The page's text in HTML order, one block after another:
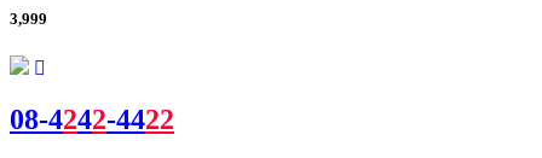
3,999
08-4242-4422